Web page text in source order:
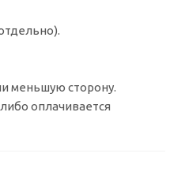
меньшую сторону.
оплачивается